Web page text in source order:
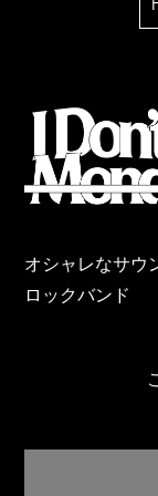
オシャレなサウ
ロックバンド